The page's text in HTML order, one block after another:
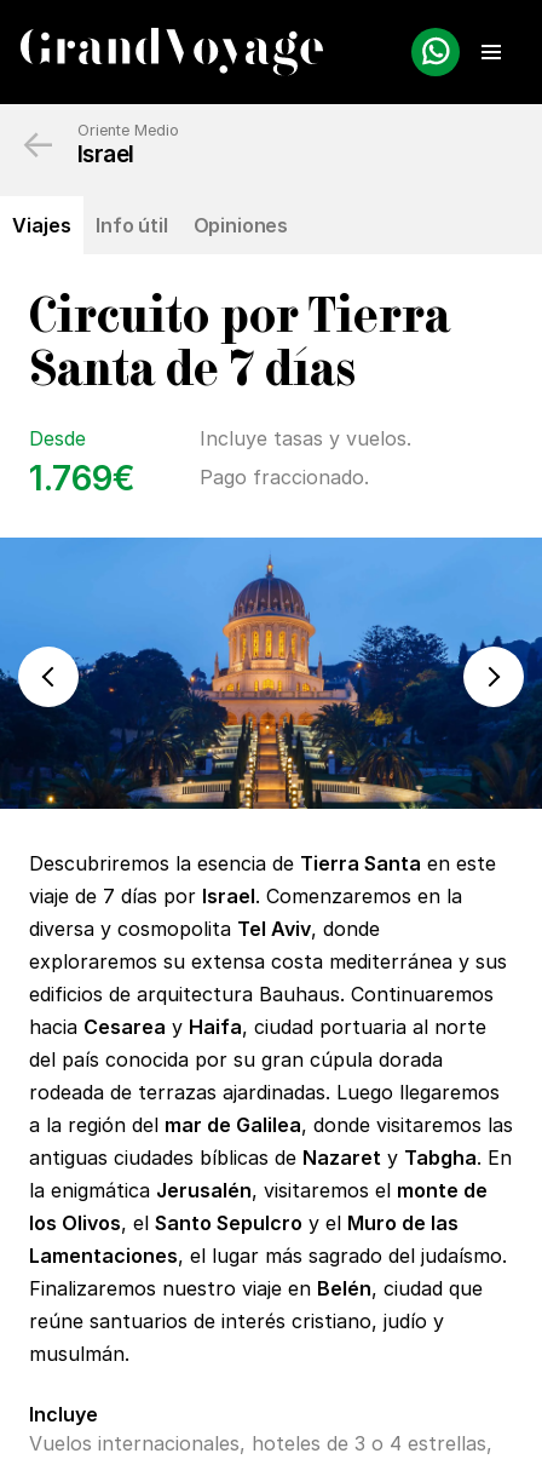
Oriente Medio
Israel
Viajes Info útil Opiniones
←
Circuito por Tierra
Santa de 7 días
Desde
1.769€
Incluye tasas y vuelos.
Pago fraccionado.
Descubriremos la esencia de Tierra Santa en este
viaje de 7 días por Israel. Comenzaremos en la
diversa y cosmopolita Tel Aviv, donde
exploraremos su extensa costa mediterránea y sus
edificios de arquitectura Bauhaus. Continuaremos
hacia Cesarea y Haifa, ciudad portuaria al norte
del país conocida por su gran cúpula dorada
rodeada de terrazas ajardinadas. Luego llegaremos
a la región del mar de Galilea, donde visitaremos las
antiguas ciudades bíblicas de Nazaret y Tabgha. En
la enigmática Jerusalén, visitaremos el monte de
los Olivos, el Santo Sepulcro y el Muro de las
Lamentaciones, el lugar más sagrado del judaísmo.
Finalizaremos nuestro viaje en Belén, ciudad que
reúne santuarios de interés cristiano, judío y
musulmán.
Incluye
Vuelos internacionales, hoteles de 3 o 4 estrellas,